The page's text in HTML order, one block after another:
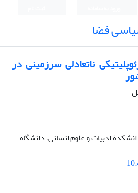
فضا
ناتعادلی سرزمینی در
ادبیات و علوم انسانی، دانشگاه